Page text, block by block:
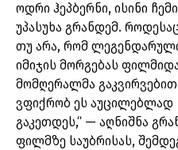
ოდრი ჰეპბერნი, ისინი
უპასუხა გრანდემ.
თუ არა, რომ
იმიჯის მორგებას
მომღერალმა გაკვირვებით
ვფიქრობ ეს
გაკეთდეს,“ — აღნიშნა
ფილმზე საუბრისას,